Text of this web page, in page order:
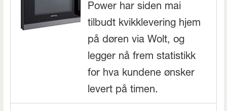
Power har siden mai
tilbudt kvikklevering hjem
på døren via Wolt, og
legger nå frem statistikk
for hva kundene ønsker
levert på timen.